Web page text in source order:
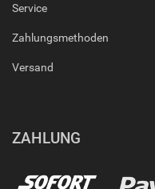
Service
Zahlungsmethoden
Versand
ZAHLUNG